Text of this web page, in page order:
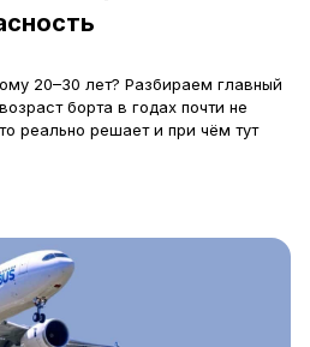
20–30 лет? Разбираем главный
борта в годах почти не
реально решает и при чём тут